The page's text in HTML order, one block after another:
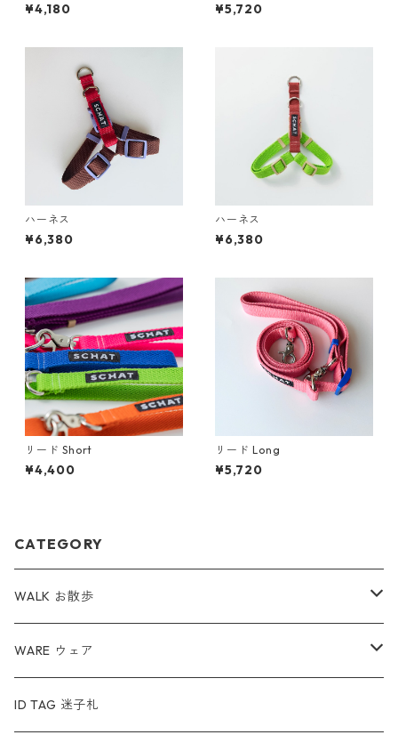
¥4,180 ¥5,720
ハーネス
¥6,380
ハーネス
¥6,380
リード Short
¥4,400
リード Long
¥5,720
CATEGORY
WALK お散歩
ハーネス
リード
WARE ウェア
服
ID TAG 迷子札